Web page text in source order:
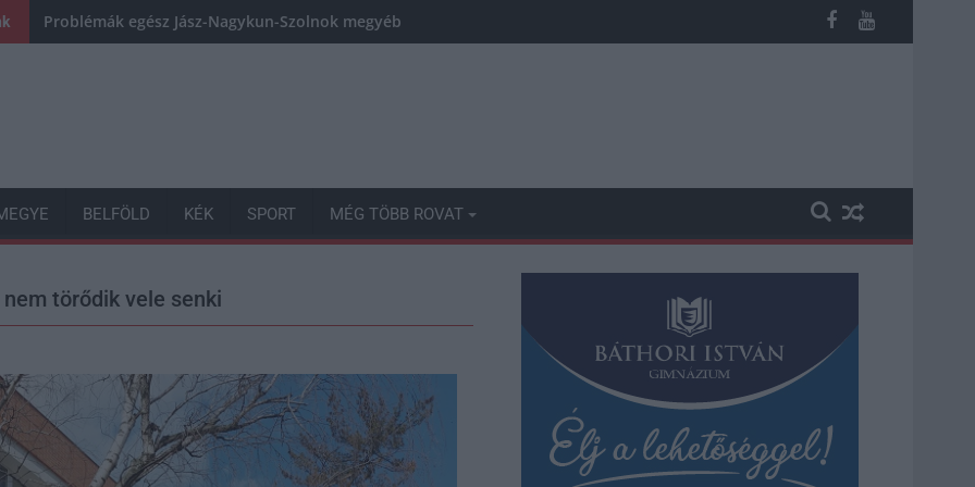
Problémák egész Jász-Nagykun-Szolnok megyében: egyre több otthoni kútból fogy ki a víz
BELFÖLD KÉK SPORT MÉG TÖBB ROVAT
törődik vele senki